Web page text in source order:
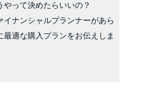
やって決めたらいいの？
イナンシャルプランナーがあら
最適な購入プランをお伝えしま